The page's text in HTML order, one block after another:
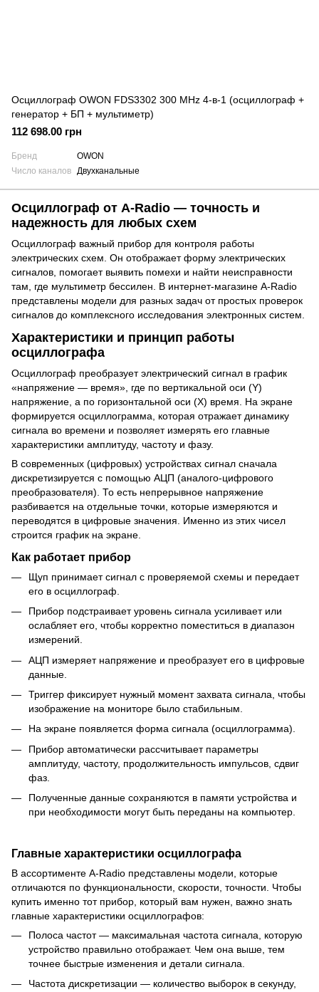
Осциллограф OWON FDS3302 300 MHz 4-в-1 (осциллограф +
генератор + БП + мультиметр)
112 698.00 грн
Бренд
OWON
Число каналов Двухканальные
Осциллограф от A-Radio — точность и
надежность для любых схем
Осциллограф важный прибор для контроля работы
электрических схем. Он отображает форму электрических
сигналов, помогает выявить помехи и найти неисправности
там, где мультиметр бессилен. В интернет-магазине A-Radio
представлены модели для разных задач от простых проверок
сигналов до комплексного исследования электронных систем.
Характеристики и принцип работы
осциллографа
Осциллограф преобразует электрический сигнал в график
«напряжение — время», где по вертикальной оси (Y)
напряжение, а по горизонтальной оси (X) время. На экране
формируется осциллограмма, которая отражает динамику
сигнала во времени и позволяет измерять его главные
характеристики амплитуду, частоту и фазу.
В современных (цифровых) устройствах сигнал сначала
дискретизируется с помощью АЦП (аналого‑цифрового
преобразователя). То есть непрерывное напряжение
разбивается на отдельные точки, которые измеряются и
переводятся в цифровые значения. Именно из этих чисел
строится график на экране.
Как работает прибор
Щуп принимает сигнал с проверяемой схемы и передает
его в осциллограф.
Прибор подстраивает уровень сигнала усиливает или
ослабляет его, чтобы корректно поместиться в диапазон
измерений.
АЦП измеряет напряжение и преобразует его в цифровые
данные.
Триггер фиксирует нужный момент захвата сигнала, чтобы
изображение на мониторе было стабильным.
На экране появляется форма сигнала (осциллограмма).
Прибор автоматически рассчитывает параметры
амплитуду, частоту, продолжительность импульсов, сдвиг
фаз.
Полученные данные сохраняются в памяти устройства и
при необходимости могут быть переданы на компьютер.
Главные характеристики осциллографа
В ассортименте A-Radio представлены модели, которые
отличаются по функциональности, скорости, точности. Чтобы
купить именно тот прибор, который вам нужен, важно знать
главные характеристики осциллографов:
Полоса частот — максимальная частота сигнала, которую
устройство правильно отображает. Чем она выше, тем
точнее быстрые изменения и детали сигнала.
Частота дискретизации — количество выборок в секунду,